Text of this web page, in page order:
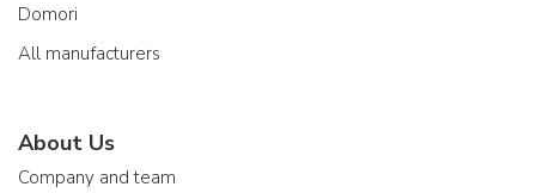
Domori
All manufacturers
About Us
Company and team